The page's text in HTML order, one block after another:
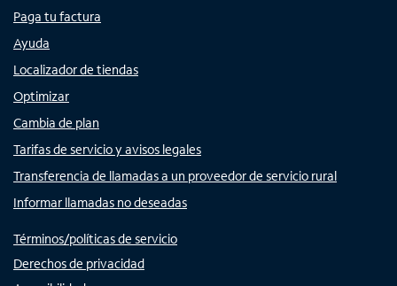
Paga tu factura
Ayuda
Localizador de tiendas
Optimizar
Cambia de plan
Tarifas de servicio y avisos legales
Transferencia de llamadas a un proveedor de servicio rural
Informar llamadas no deseadas
Términos/políticas de servicio
Derechos de privacidad